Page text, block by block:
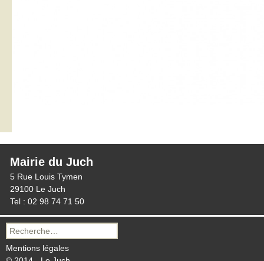
Mairie du Juch
5 Rue Louis Tymen
29100 Le Juch
Tel : 02 98 74 71 50
Recherche
pour :
Mentions légales